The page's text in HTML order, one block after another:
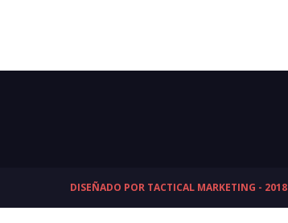
DISEÑADO POR TACTICAL MARKETING - 2018